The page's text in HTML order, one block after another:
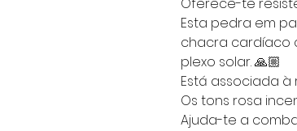
Esta pedra em
chacra cardíaco
plexo solar. 🙏🏼
Está associada
Os tons rosa
Ajuda-te a